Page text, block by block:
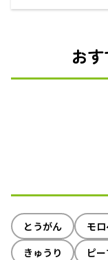
えるECサイト
お
とうがん モ
きゅうり
ピ